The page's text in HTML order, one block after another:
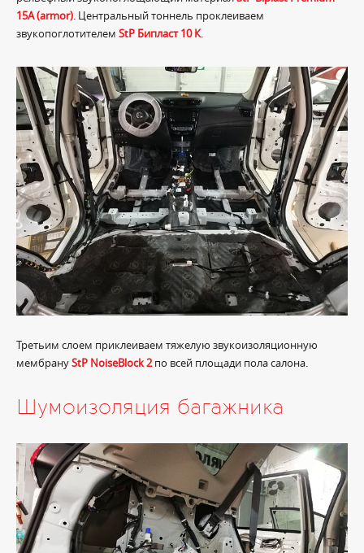
15A (armor). Центральный тоннель проклеиваем
звукопоглотителем StP Бипласт 10 К.
Третьим слоем приклеиваем тяжелую звукоизоляционную
мембрануStP NoiseBlock 2по всей площади пола салона.
Шумоизоляция багажника